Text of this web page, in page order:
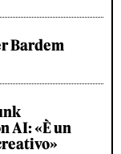
Bardem
AI: «È un